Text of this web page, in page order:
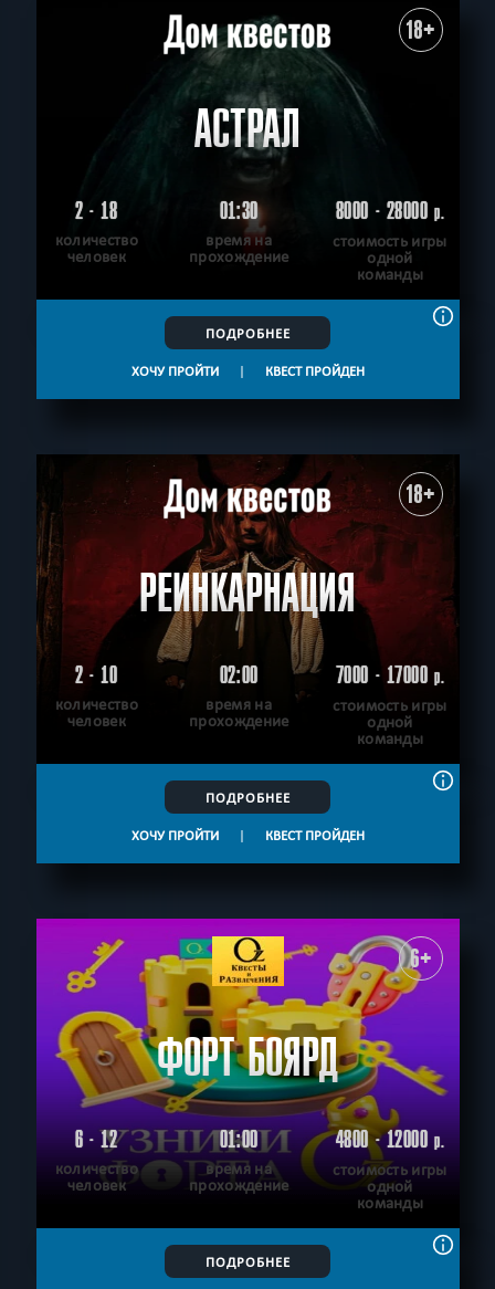
18+
АСТРАЛ
2 - 18
количество
человек
01:30
время на
прохождение
8000 - 28000р.
стоимость игры
одной
команды
ПОДРОБНЕЕ
ХОЧУ ПРОЙТИ | КВЕСТ ПРОЙДЕН
18+
РЕИНКАРНАЦИЯ
2 - 10
количество
человек
02:00
время на
прохождение
7000 - 17000р.
стоимость игры
одной
команды
ПОДРОБНЕЕ
ХОЧУ ПРОЙТИ | КВЕСТ ПРОЙДЕН
6+
ФОРТ БОЯРД
6 - 12
количество
человек
01:00
время на
прохождение
4800 - 12000р.
стоимость игры
одной
команды
ПОДРОБНЕЕ